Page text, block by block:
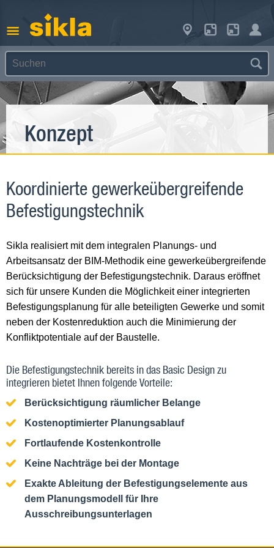
Konzept
Koordinierte gewerkeübergreifende
Befestigungstechnik
Sikla realisiert mit dem integralen Planungs- und
Arbeitsansatz der BIM-Methodik eine gewerkeübergreifende
Berücksichtigung der Befestigungstechnik. Daraus eröffnet
sich für unsere Kunden die Möglichkeit einer integrierten
Befestigungsplanung für alle beteiligten Gewerke und somit
neben der Kostenreduktion auch die Minimierung der
Konfliktpotentiale auf der Baustelle.
Die Befestigungstechnik bereits in das Basic Design zu
integrieren bietet Ihnen folgende Vorteile:
Berücksichtigung räumlicher Belange
Kostenoptimierter Planungsablauf
Fortlaufende Kostenkontrolle
Keine Nachträge bei der Montage
Exakte Ableitung der Befestigungselemente aus
dem Planungsmodell für Ihre
Ausschreibungsunterlagen